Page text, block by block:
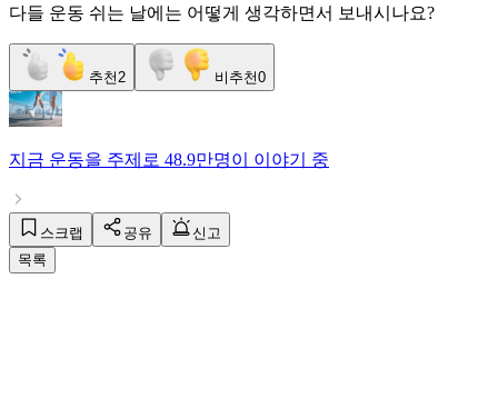
다들 운동 쉬는 날에는 어떻게 생각하면서 보내시나요?
추천 2 비추천0
지금 운동을 주제로 48.9만명이 이야기 중
스크랩 공유
신고
목록